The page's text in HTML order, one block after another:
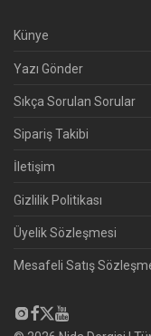
Künye
Yazı Gönder
Sıkça Sorulan Sorular
Sipariş Takibi
İletişim
Gizlilik Politikası
Üyelik Sözleşmesi
Mesafeli Satış